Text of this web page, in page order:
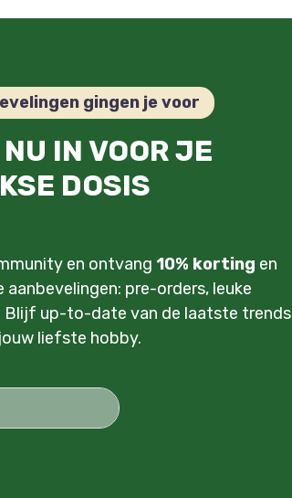
gingen je voor
IN VOOR JE
DOSIS
en ontvang 10% korting en
pre-orders, leuke
Blijf up-to-date van de laatste trends
liefste hobby.